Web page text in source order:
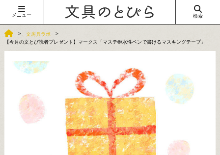
メニュー 検索
文房具ラボ
【今月の文とび読者プレゼント】マークス「マステ®/水性ペンで書けるマスキングテープ」